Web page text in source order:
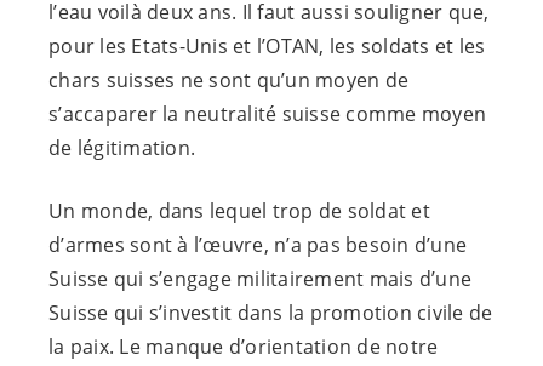
l’eau voilà deux ans. Il faut aussi souligner que,
pour les Etats-Unis et l’OTAN, les soldats et les
chars suisses ne sont qu’un moyen de
s’accaparer la neutralité suisse comme moyen
de légitimation.
Un monde, dans lequel trop de soldat et
d’armes sont à l’œuvre, n’a pas besoin d’une
Suisse qui s’engage militairement mais d’une
Suisse qui s’investit dans la promotion civile de
la paix. Le manque d’orientation de notre